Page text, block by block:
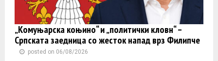
„Комуњарска коњино“ и „политички кловн“ –
Српската заедница со жесток напад врз Филипче
posted on 06/08/2026